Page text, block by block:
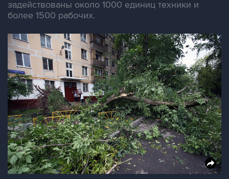
задействованы около 1000 единиц техники и
более 1500 рабочих.